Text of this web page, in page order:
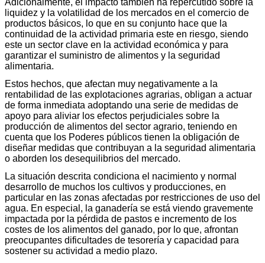
Adicionalmente, el impacto también ha repercutido sobre la
liquidez y la volatilidad de los mercados en el comercio de
productos básicos, lo que en su conjunto hace que la
continuidad de la actividad primaria este en riesgo, siendo
este un sector clave en la actividad económica y para
garantizar el suministro de alimentos y la seguridad
alimentaria.
Estos hechos, que afectan muy negativamente a la
rentabilidad de las explotaciones agrarias, obligan a actuar
de forma inmediata adoptando una serie de medidas de
apoyo para aliviar los efectos perjudiciales sobre la
producción de alimentos del sector agrario, teniendo en
cuenta que los Poderes públicos tienen la obligación de
diseñar medidas que contribuyan a la seguridad alimentaria
o aborden los desequilibrios del mercado.
La situación descrita condiciona el nacimiento y normal
desarrollo de muchos los cultivos y producciones, en
particular en las zonas afectadas por restricciones de uso del
agua. En especial, la ganadería se está viendo gravemente
impactada por la pérdida de pastos e incremento de los
costes de los alimentos del ganado, por lo que, afrontan
preocupantes dificultades de tesorería y capacidad para
sostener su actividad a medio plazo.